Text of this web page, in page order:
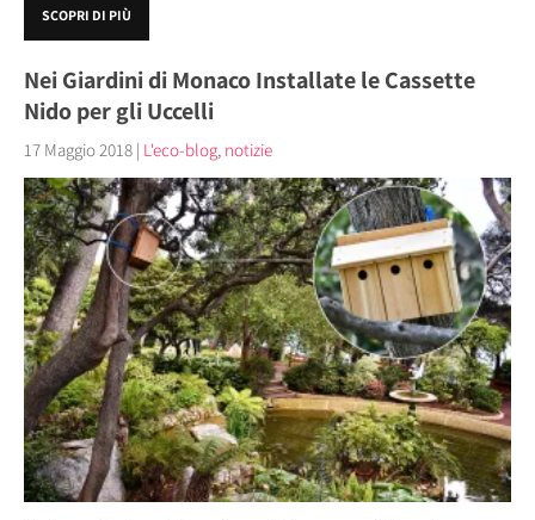
SCOPRI DI PIÙ
Nei Giardini di Monaco Installate le Cassette
Nido per gli Uccelli
17 Maggio 2018 | L'eco-blog, notizie